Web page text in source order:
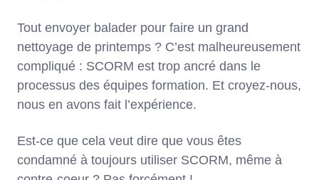
Tout envoyer balader pour faire un grand
nettoyage de printemps ? C’est malheureusement
compliqué : SCORM est trop ancré dans le
processus des équipes formation. Et croyez-nous,
nous en avons fait l’expérience.
Est-ce que cela veut dire que vous êtes
condamné à toujours utiliser SCORM, même à